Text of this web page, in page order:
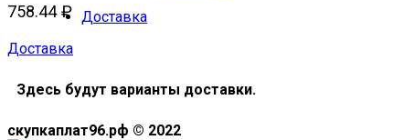
₽
758.44
Доставка
Доставка
Здесь будут варианты доставки.
скупкаплат96.рф © 2022